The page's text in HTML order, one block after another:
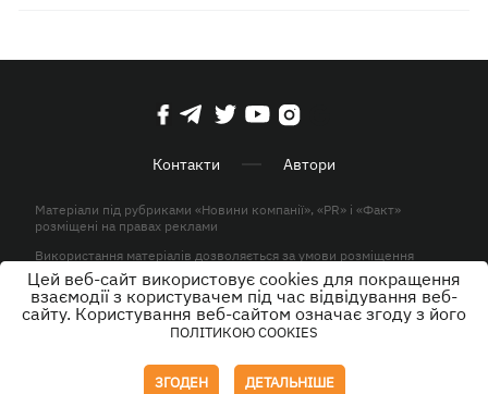
Контакти Автори
Матеріали під рубриками «Новини компанії», «PR» і «Факт»
розміщені на правах реклами
Використання матеріалів дозволяється за умови розміщення
активного гіперпосилання на KP.UA в першому абзаці.
© ТОВ «ЮЛАВ МЕДІА» 2026. Всі права захищені.
Цей веб-сайт використовує cookies для покращення
взаємодії з користувачем під час відвідування веб-
сайту. Користування веб-сайтом означає згоду з його
ПОЛІТИКОЮ COOKIES
ЗГОДЕН ДЕТАЛЬНІШЕ